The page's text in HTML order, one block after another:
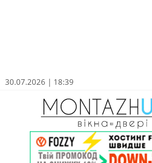
30.07.2026 | 18:39